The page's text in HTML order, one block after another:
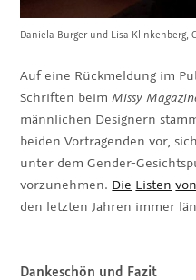
Daniela Burger und Lisa Klinkenberg,
Auf eine Rückmeldung im
Schriften beimMissy
männlichen Designern
beiden Vortragenden vor,
unter dem Gender-
vorzunehmen. Die Listen von
den letzten Jahren immer
Dankeschön und Fazit